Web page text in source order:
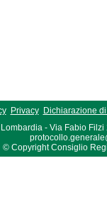
Privacy
Dichiarazione
- Via Fabio Filzi
© Copyright Consiglio